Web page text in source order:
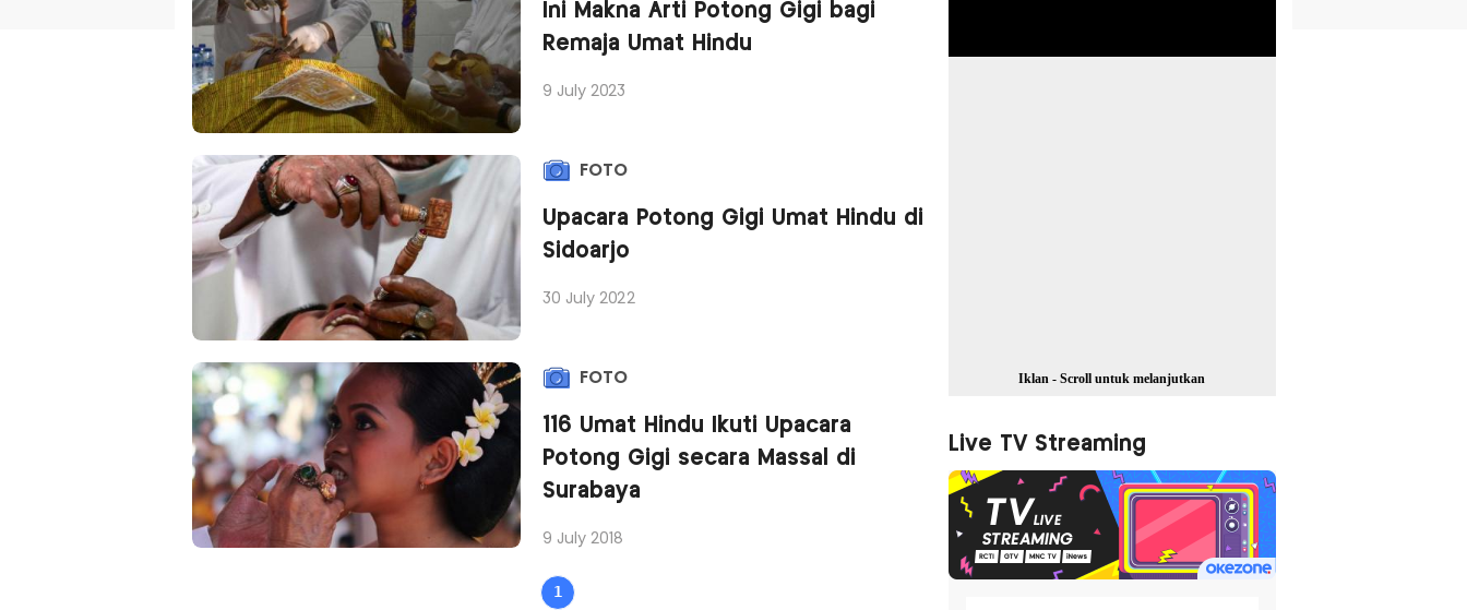
Ini Makna Arti Potong Gigi bagi
Remaja Umat Hindu
9 July 2023
FOTO
Upacara Potong Gigi Umat Hindu di
Sidoarjo
30 July 2022
FOTO
116 Umat Hindu Ikuti Upacara
Potong Gigi secara Massal di
Surabaya
9 July 2018
1
Iklan - Scroll untuk melanjutkan
Live TV Streaming